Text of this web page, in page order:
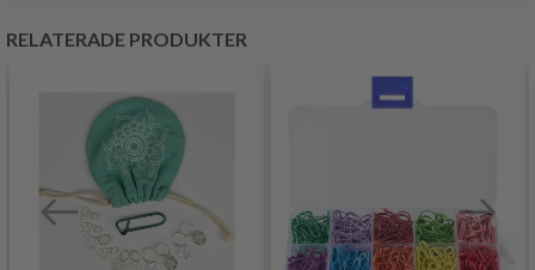
RELATERADE PRODUKTER